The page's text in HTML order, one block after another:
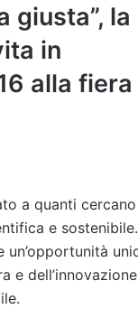
giusta”, la
in
alla fiera
a quanti
e sostenibile.
un’opportunità
e